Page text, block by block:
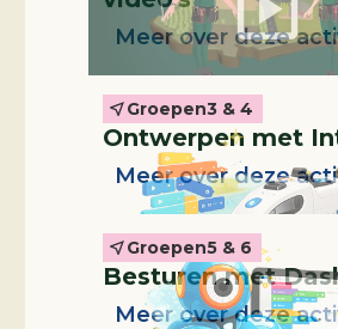
Meer over deze
Groepen3 & 4
Ontwerpen met
Meer over deze
Leskist
Groepen5 & 6
Besturen met
Meer over deze
Leskist